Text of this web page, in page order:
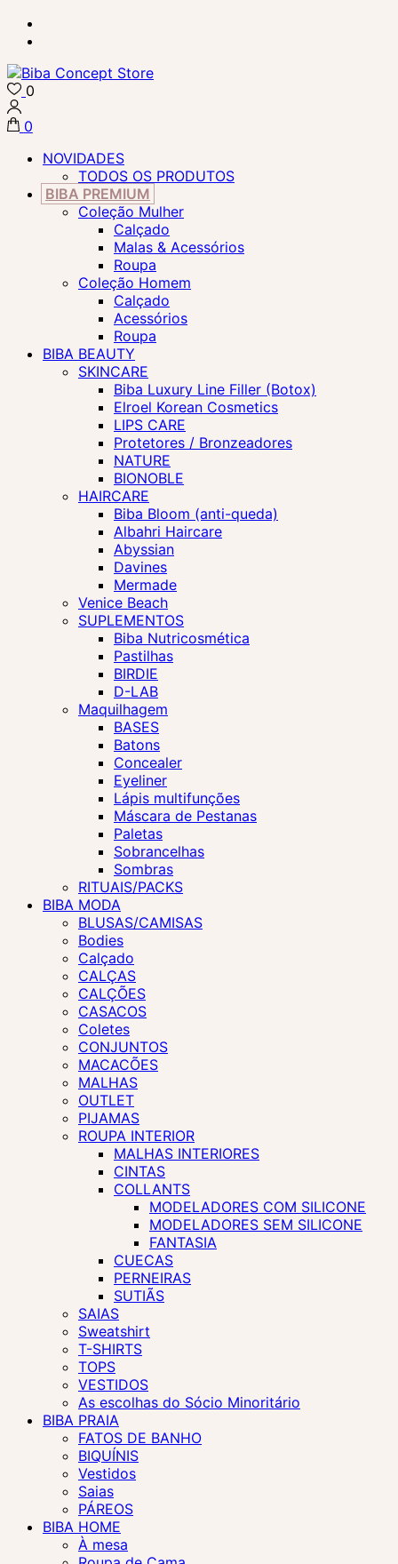
Skip
(Press
Enter)
Biba Concept Store
0
0
NOVIDADES
TODOS OS PRODUTOS
BIBA PREMIUM
Coleção Mulher
Calçado
Malas & Acessórios
Roupa
Coleção Homem
Calçado
Acessórios
Roupa
BIBA BEAUTY
SKINCARE
Biba Luxury Line Filler (Botox)
Elroel Korean Cosmetics
LIPS CARE
Protetores / Bronzeadores
NATURE
BIONOBLE
HAIRCARE
Biba Bloom (anti-queda)
Albahri Haircare
Abyssian
Davines
Mermade
Venice Beach
SUPLEMENTOS
Biba Nutricosmética
Pastilhas
BIRDIE
D-LAB
Maquilhagem
BASES
Batons
Concealer
Eyeliner
Lápis multifunções
Máscara de Pestanas
Paletas
Sobrancelhas
Sombras
RITUAIS/PACKS
BIBA MODA
BLUSAS/CAMISAS
Bodies
Calçado
CALÇAS
CALÇÕES
CASACOS
Coletes
CONJUNTOS
MACACÕES
MALHAS
OUTLET
PIJAMAS
ROUPA INTERIOR
MALHAS INTERIORES
CINTAS
COLLANTS
MODELADORES COM SILICONE
MODELADORES SEM SILICONE
FANTASIA
CUECAS
PERNEIRAS
SUTIÃS
SAIAS
Sweatshirt
T-SHIRTS
TOPS
VESTIDOS
As escolhas do Sócio Minoritário
BIBA PRAIA
FATOS DE BANHO
BIQUÍNIS
Vestidos
Saias
PÁREOS
BIBA HOME
À mesa